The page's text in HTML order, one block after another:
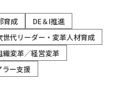
育成
DE＆I推進
世代リーダー・変革人材育成
織変革／経営変革
ラー支援